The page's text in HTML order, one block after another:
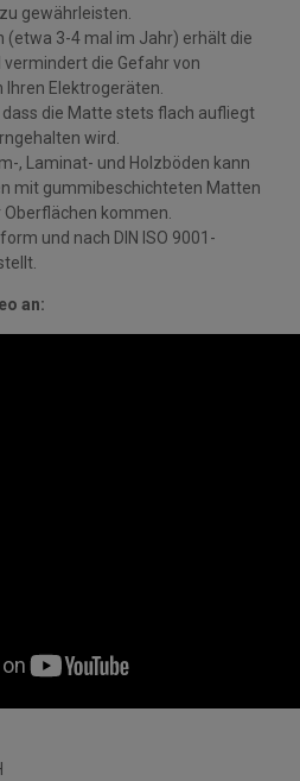
gewährleisten.
(etwa 3-4 mal im Jahr) erhält die
die Gefahr von
Elektrogeräten.
die Matte stets flach aufliegt
wird.
, Laminat- und Holzböden kann
mit gummibeschichteten Matten
kommen.
und nach DIN ISO 9001-
an: